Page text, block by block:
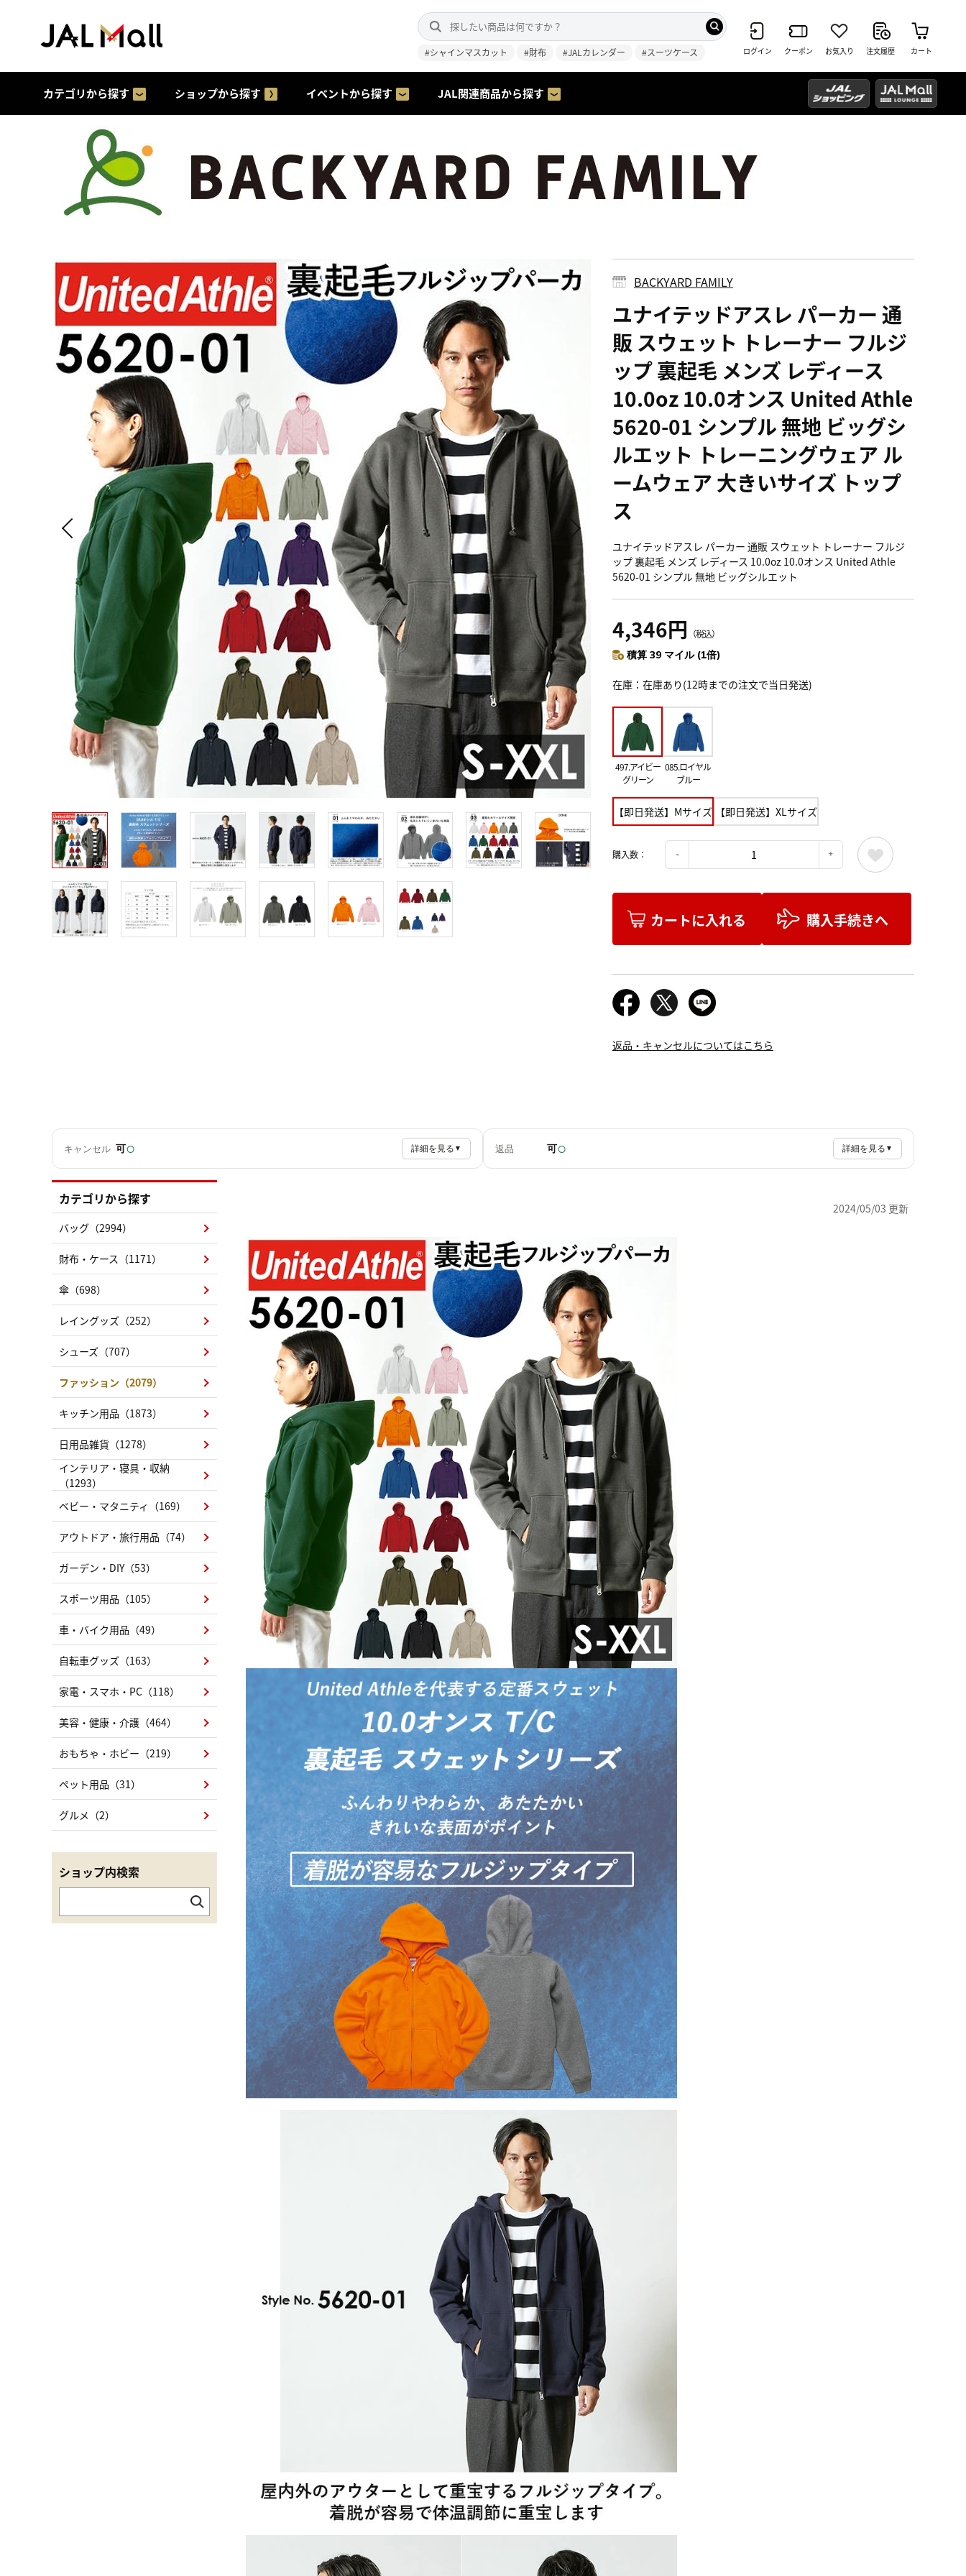
#シャインマスカット #財布 #JALカレンダー #スーツケース ログイン クーポン お気入り 注文履歴 カート
カテゴリから探す ショップから探す イベントから探す JAL関連商品から探す
BACKYARD FAMILY
ユナイテッドアスレ パーカー 通
販 スウェット トレーナー フルジ
ップ 裏起毛 メンズ レディース
10.0oz 10.0オンス United Athle
5620-01 シンプル 無地 ビッグシ
ルエット トレーニングウェア ル
ームウェア 大きいサイズ トップ
ス
ユナイテッドアスレ パーカー 通販 スウェット トレーナー フルジ
ップ 裏起毛 メンズ レディース 10.0oz 10.0オンス United Athle
5620-01 シンプル 無地 ビッグシルエット
4,346円 （税込）
積算 39 マイル (1倍)
在庫 在庫あり(12時までの注文で当日発送)
497.アイビー
グリーン
085.ロイヤル
ブルー
【即日発送】Mサイズ 【即日発送】XLサイズ
購入数：
カートに入れる 購入手続きへ
返品・キャンセルについてはこちら
キャンセル 可○ 詳細を見る ▼ 返品 可○ 詳細を見る ▼
2024/05/03 更新
カテゴリから探す
バッグ（2994）
財布・ケース（1171）
傘（698）
レイングッズ（252）
シューズ（707）
ファッション（2079）
キッチン用品（1873）
日用品雑貨（1278）
インテリア・寝具・収納
（1293）
ベビー・マタニティ（169）
アウトドア・旅行用品（74）
ガーデン・DIY（53）
スポーツ用品（105）
車・バイク用品（49）
自転車グッズ（163）
家電・スマホ・PC（118）
美容・健康・介護（464）
おもちゃ・ホビー（219）
ペット用品（31）
グルメ（2）
ショップ内検索